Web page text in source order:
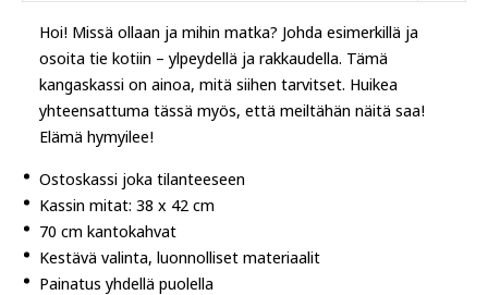
Hoi! Missä ollaan ja mihin matka? Johda esimerkillä ja
osoita tie kotiin – ylpeydellä ja rakkaudella. Tämä
kangaskassi on ainoa, mitä siihen tarvitset. Huikea
yhteensattuma tässä myös, että meiltähän näitä saa!
Elämä hymyilee!
Ostoskassi joka tilanteeseen
Kassin mitat: 38 x 42 cm
70 cm kantokahvat
Kestävä valinta, luonnolliset materiaalit
Painatus yhdellä puolella